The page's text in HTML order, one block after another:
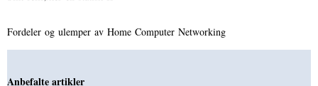
Fordeler og ulemper av Home Computer Networking
Anbefalte artikler